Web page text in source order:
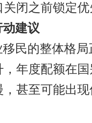
闭之前锁定
建议
移民的整体格
，年度配额在
甚至可能出